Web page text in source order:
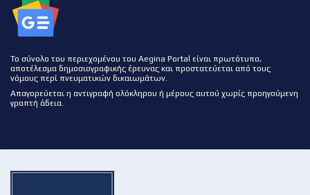
Το σύνολο του περιεχομένου του Aegina Portal είναι πρωτότυπο,
αποτέλεσμα δημοσιογραφικής έρευνας και προστατεύεται από τους
νόμους περί πνευματικών δικαιωμάτων.
Απαγορεύεται η αντιγραφή ολόκληρου ή μέρους αυτού χωρίς προηγούμενη
γραπτή άδεια.